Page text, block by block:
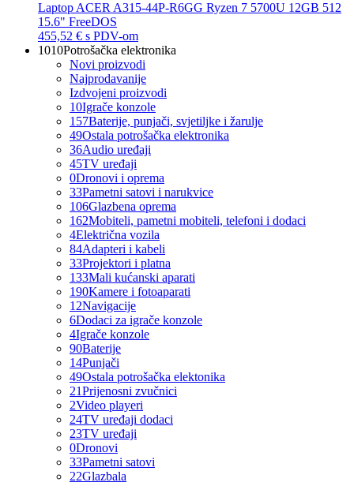
Laptop ACER A315-44P-R6GG Ryzen 7 5700U 12GB 512
15.6" FreeDOS
455,52 € s PDV-om
1010Potrošačka elektronika
Novi proizvodi
Najprodavanije
Izdvojeni proizvodi
10Igrače konzole
157Baterije, punjači, svjetiljke i žarulje
49Ostala potrošačka elektronika
36Audio uređaji
45TV uređaji
0Dronovi i oprema
33Pametni satovi i narukvice
106Glazbena oprema
162Mobiteli, pametni mobiteli, telefoni i dodaci
4Električna vozila
84Adapteri i kabeli
33Projektori i platna
133Mali kućanski aparati
190Kamere i fotoaparati
12Navigacije
6Dodaci za igrače konzole
4Igrače konzole
90Baterije
14Punjači
49Ostala potrošačka elektonika
21Prijenosni zvučnici
2Video playeri
24TV uređaji dodaci
23TV uređaji
0Dronovi
33Pametni satovi
22Glazbala